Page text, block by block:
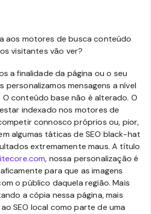
aos motores de busca conteúdo
visitantes vão ver?
a finalidade da página ou o seu
personalizamos mensagens a nível
conteúdo base não é alterado. O
indexado nos motores de
connosco próprios ou, pior,
algumas táticas de SEO black-hat
extremamente maus. A título
, nossa personalização é
para que as imagens
o público daquela região. Mais
a cópia nessa página, mais
SEO local como parte de uma